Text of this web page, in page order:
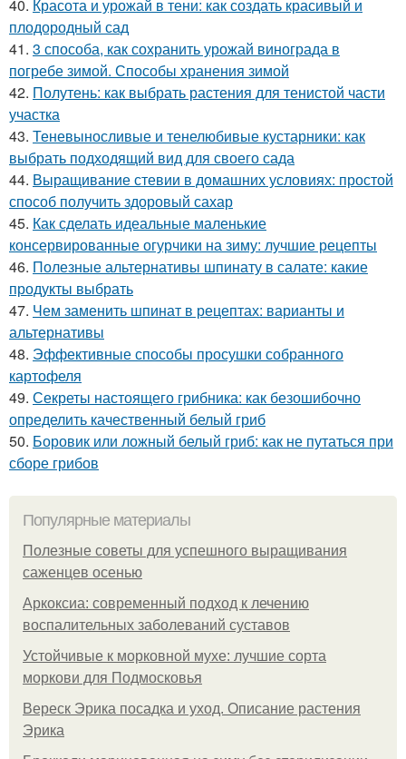
40. Красота и урожай в тени: как создать красивый и
плодородный сад
41. 3 способа, как сохранить урожай винограда в
погребе зимой. Способы хранения зимой
42. Полутень: как выбрать растения для тенистой части
участка
43. Теневыносливые и тенелюбивые кустарники: как
выбрать подходящий вид для своего сада
44. Выращивание стевии в домашних условиях: простой
способ получить здоровый сахар
45. Как сделать идеальные маленькие
консервированные огурчики на зиму: лучшие рецепты
46. Полезные альтернативы шпинату в салате: какие
продукты выбрать
47. Чем заменить шпинат в рецептах: варианты и
альтернативы
48. Эффективные способы просушки собранного
картофеля
49. Секреты настоящего грибника: как безошибочно
определить качественный белый гриб
50. Боровик или ложный белый гриб: как не путаться при
сборе грибов
Популярные материалы
Полезные советы для успешного выращивания
саженцев осенью
Аркоксиа: современный подход к лечению
воспалительных заболеваний суставов
Устойчивые к морковной мухе: лучшие сорта
моркови для Подмосковья
Вереск Эрика посадка и уход. Описание растения
Эрика